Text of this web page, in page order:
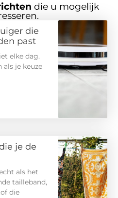
die u mogelijk
die
past
elke dag.
als je keuze
je de
als het
tailleband,
die